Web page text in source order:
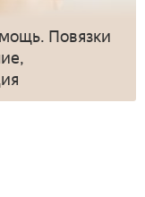
Повязки